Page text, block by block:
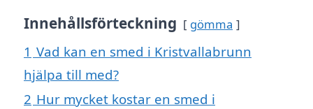
Innehållsförteckning gömma
1 Vad kan en smed i Kristvallabrunn
hjälpa till med?
2 Hur mycket kostar en smed i